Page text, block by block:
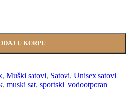
U KORPU
, Muški satovi, Satovi, Unisex satovi
, muski sat, sportski, vodootporan